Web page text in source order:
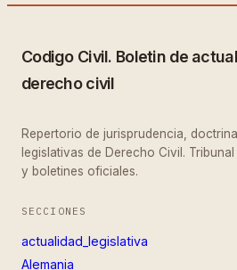
Codigo Civil. Boletin de
derecho civil
Repertorio de jurisprudencia,
legislativas de Derecho Civil.
y boletines oficiales.
SECCIONES
actualidad_legislativa
Alemania